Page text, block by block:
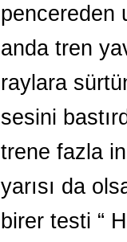
pencereden
anda tren
raylara
sesini
trene fazla
yarısı da
birer testi “